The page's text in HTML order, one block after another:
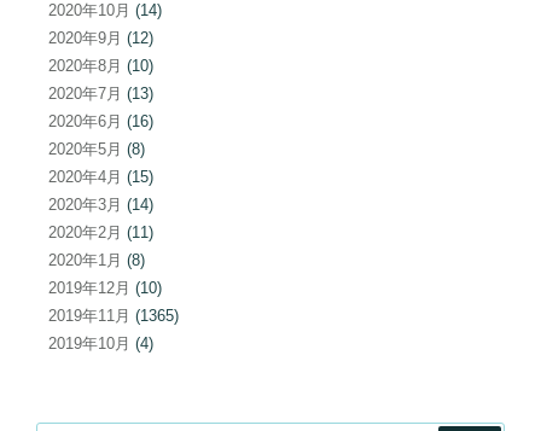
2020年10月 (14)
2020年9月 (12)
2020年8月 (10)
2020年7月 (13)
2020年6月 (16)
2020年5月 (8)
2020年4月 (15)
2020年3月 (14)
2020年2月 (11)
2020年1月 (8)
2019年12月 (10)
2019年11月 (1365)
2019年10月 (4)